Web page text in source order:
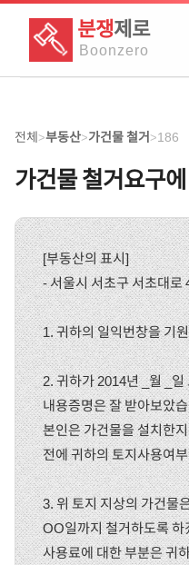
분쟁제로
Boonzero
전체>부동산>가건물 철거>186
가건물 철거요구
[부동산의 표시]
- 서울시 서초구 서초대로
1. 귀하의 일익번창을 기
2. 귀하가 2014년 _월 _
내용증명은 잘 받아보았
본인은 가건물을 설치한
전에 귀하의 토지사용여
3. 위 토지 지상의 가건물
OO일까지 철거하도록 하
사용료에 대한 부분은 귀